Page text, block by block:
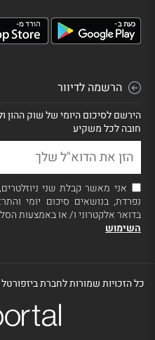
הרשמה לדיוור
הירשם לסיכום היומי של שוק ההון
חובה לכל משקיע
אני מאשר קבלת שני
נפרדת, בנושאים סיכום יומי
בדואר אלקטרוני ו/ או באמצעות
השימוש
כל הזכויות שמורות לחברת